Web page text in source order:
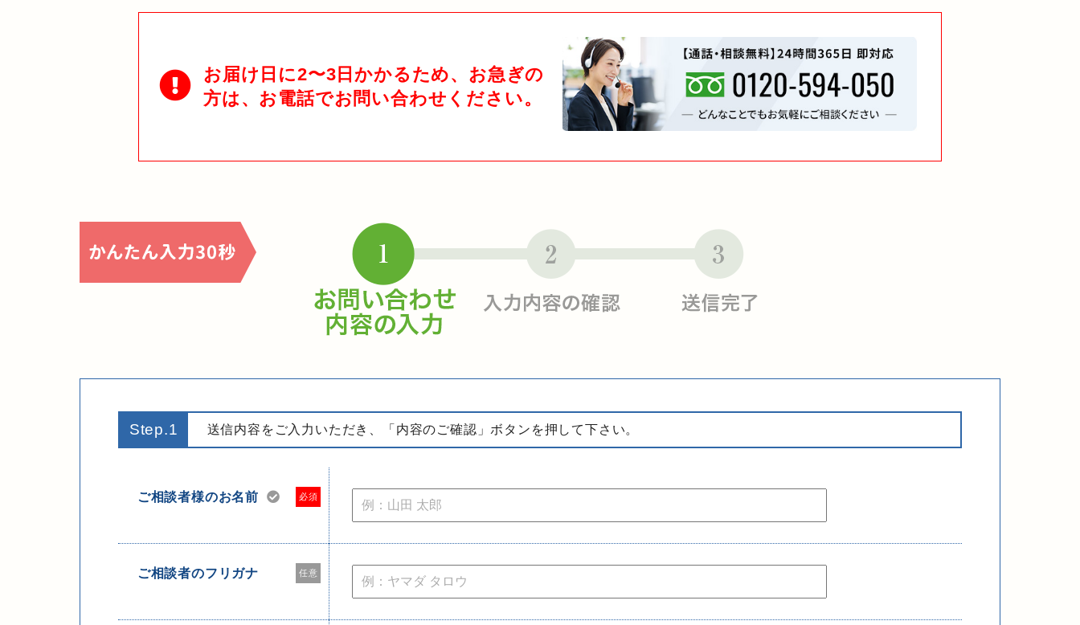
お届け日に2〜3日かかるため、お急ぎの
方は、お電話でお問い合わせください。
Step.1 送信内容をご入力いただき、「内容のご確認」ボタンを押して下さい。
ご相談者様のお名前 必須
ご相談者のフリガナ 任意